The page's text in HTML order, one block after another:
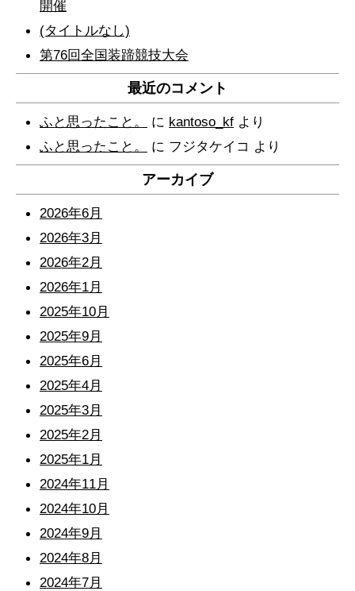
開催
(タイトルなし)
第76回全国装蹄競技大会
最近のコメント
ふと思ったこと。 に kantoso_kf より
ふと思ったこと。
に フジタケイコ より
アーカイブ
2026年6月
2026年3月
2026年2月
2026年1月
2025年10月
2025年9月
2025年6月
2025年4月
2025年3月
2025年2月
2025年1月
2024年11月
2024年10月
2024年9月
2024年8月
2024年7月